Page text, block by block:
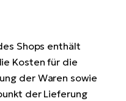
Shops enthält
Kosten für die
der Waren sowie
der Lieferung